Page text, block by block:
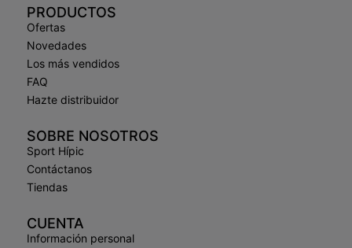
PRODUCTOS
Ofertas
Novedades
Los más vendidos
FAQ
Hazte distribuidor
SOBRE NOSOTROS
Sport Hípic
Contáctanos
Tiendas
CUENTA
Información personal